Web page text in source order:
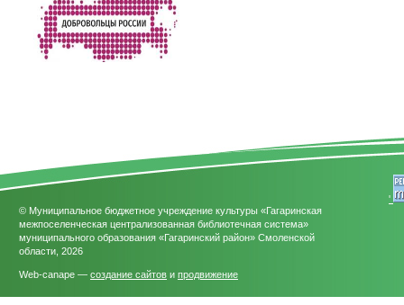
© Муниципальное бюджетное учреждение культуры «Гагаринская
межпоселенческая централизованная библиотечная система»
муниципального образования «Гагаринский район» Смоленской
области, 2026
Web-canape — создание сайтов и продвижение
'